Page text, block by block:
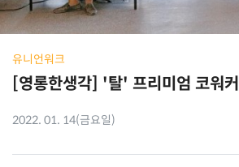
유니언워크
[영롱한생각] '탈' 프리미엄 코워커
2022. 01. 14(금요일)